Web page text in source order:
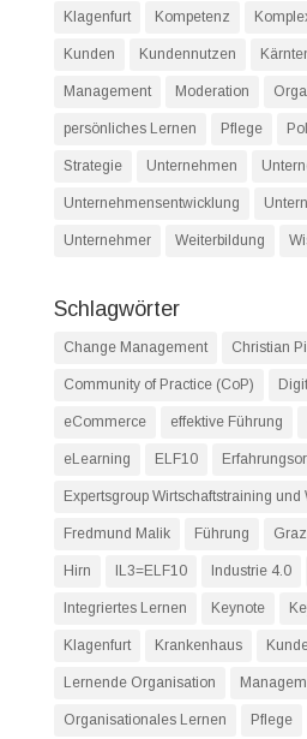
Klagenfurt Kompetenz
Kunden Kundennutzen
Management Moderation
persönliches Lernen Pflege
Strategie Unternehmen
Unternehmensentwicklung
Unternehmer Weiterbildung
Schlagwörter
Change Management Christian
Community of Practice (CoP)
eCommerce effektive Führung
eLearning ELF10
Expertsgroup Wirtschaftstraining
Fredmund Malik Führung Graz
Hirn IL3=ELF10 Industrie 4.0
Integriertes Lernen Keynote
Klagenfurt Krankenhaus
Lernende Organisation
Organisationales Lernen Pflege